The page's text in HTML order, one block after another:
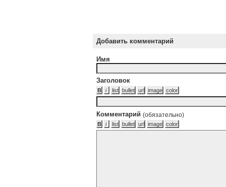
Добавить комментарий
Имя
Заголовок
Комментарий (обязательно)